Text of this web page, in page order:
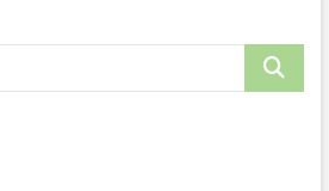
Zoeken